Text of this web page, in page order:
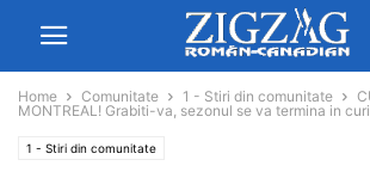
Home Comunitate 1 - Stiri din comunitate
MONTREAL! Grabiti-va, sezonul se va termina in
1 - Stiri din comunitate